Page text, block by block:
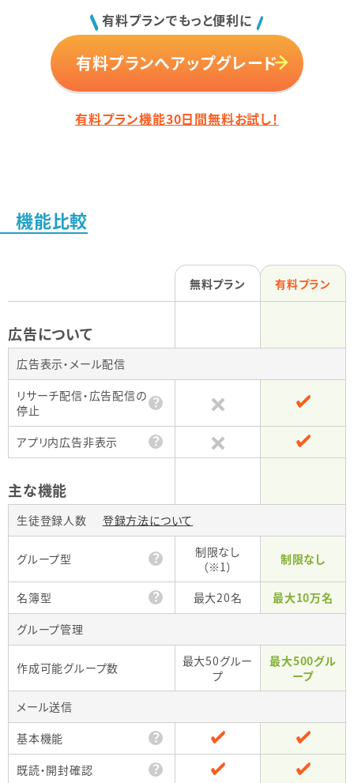
有料プランでもっと便利に
有料プランへアップグレード
有料プラン機能30日間無料お試し！
機能比較
無料プラン 有料プラン
広告について
広告表示・メール配信
リサーチ配信・広告配信の
停止
？
アプリ内広告非表示 ？
主な機能
生徒登録人数 登録方法について
グループ型 ？
制限なし
（※1）
制限なし
名簿型 ？ 最大20名
最大10万名
グループ管理
作成可能グループ数
最大50グルー
プ
最大500グル
ープ
メール送信
基本機能
？
既読・開封確認 ？